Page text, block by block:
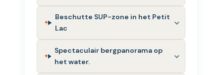
Beschutte SUP-zone in het Petit
Lac
Spectaculair bergpanorama op
het water.